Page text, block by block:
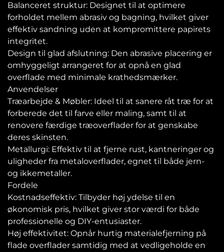
Balanceret struktur: Designet til at optimere
forholdet mellem abrasiv og bagning, hvilket giver
effektiv sandning uden at kompromittere papirets
integritet.
Design til glad afslutning: Den abrasive placering er
omhyggeligt arrangeret for at opnå en glad
overflade med minimale krathedsmærker.
Anvendelser
Træarbejde & Møbler: Ideel til at sanere råt træ for at
forberede det til farve eller maling, samt til at
renovere færdige træoverflader for at genskabe
deres skinsten.
Metallurgi: Effektiv til at fjerne rust, kantneringer og
uligheder fra metaloverflader, egnet til både jern-
og ikkemetaller.
Fordele
Kostnadseffektiv: Tilbyder høj ydelse til en
økonomisk pris, hvilket giver stor værdi for både
professionelle og DIY-entusiaster.
Høj effektivitet: Opnår hurtig materialefjerning på
flade overflader samtidig med at vedligeholde en